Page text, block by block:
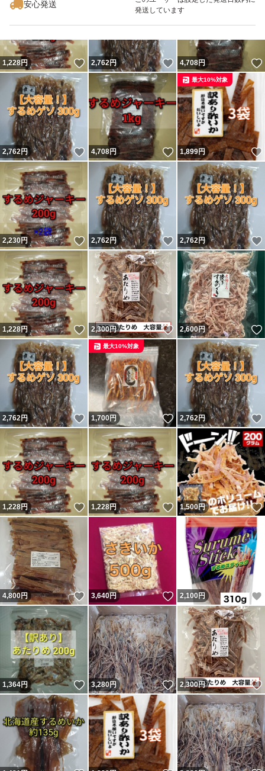
安心発送
発送しています
1,228円 いいね！
2,762円 いいね！
4,708円
2,762円 いいね！
4,708円 いいね！
1,899円
最大10%対象
2,230円 いいね！
2,762円 いいね！
2,762円
1,228円 いいね！
2,300円 いいね！
2,600円
2,762円 いいね！
1,700円 いいね！
最大10%対象
2,762円
1,228円 いいね！
1,228円 いいね！
1,500円
4,800円 いいね！
3,640円 いいね！
2,100円
1,364円 いいね！
3,280円 いいね！
2,300円